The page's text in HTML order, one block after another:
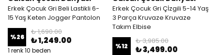
Erkek Çocuk Gri Beli Lastikli 6-
15 Yaş Keten Jogger Pantolon
%26
₺ 1,690.00
₺ 1,249.00
1 renk 10 beden
Erkek Çocuk Gri Çİzgili 5-14 Yaş
3 Parça Kruvaze Kruvaze
Takım Elbise
%12
₺ 3,985.00
₺ 3,499.00